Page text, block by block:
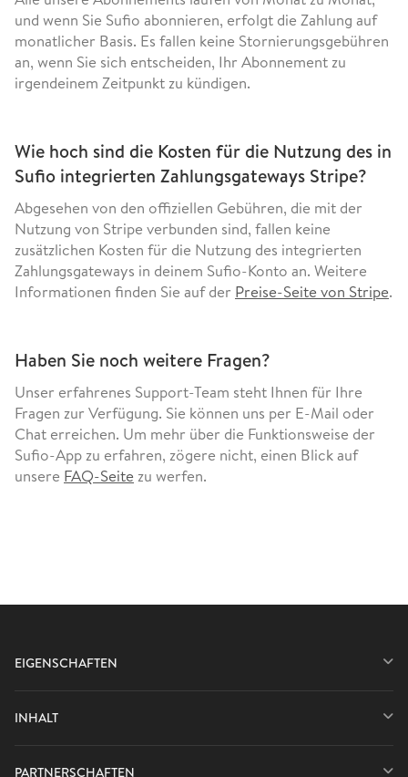
und wenn Sie Sufio abonnieren, erfolgt die Zahlung auf
monatlicher Basis. Es fallen keine Stornierungsgebühren
an, wenn Sie sich entscheiden, Ihr Abonnement zu
irgendeinem Zeitpunkt zu kündigen.
Wie hoch sind die Kosten für die Nutzung des in
Sufio integrierten Zahlungsgateways Stripe?
Abgesehen von den offiziellen Gebühren, die mit der
Nutzung von Stripe verbunden sind, fallen keine
zusätzlichen Kosten für die Nutzung des integrierten
Zahlungsgateways in deinem Sufio-Konto an. Weitere
Informationen finden Sie auf der Preise-Seite von Stripe.
Haben Sie noch weitere Fragen?
Unser erfahrenes Support-Team steht Ihnen für Ihre
Fragen zur Verfügung. Sie können uns per E-Mail oder
Chat erreichen. Um mehr über die Funktionsweise der
Sufio-App zu erfahren, zögere nicht, einen Blick auf
unsere FAQ-Seite zu werfen.
EIGENSCHAFTEN
INHALT
PARTNERSCHAFTEN